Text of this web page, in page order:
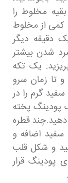
مخلوط را
کمی از مخلوط
دقیقه دیگر
شدن بیشتر
یک تکه
تا زمان سرو
گرم را در
پودینگ پخته
قطره
اضافه و
و شکل قلب
پودینگ قرار